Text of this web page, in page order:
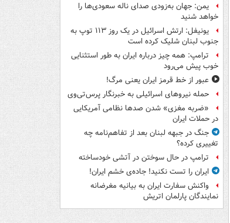
یمن: جهان به‌زودی صدای ناله سعودی‌ها را
خواهد شنید
یونیفل: ارتش اسرائیل در یک روز ۱۱۳ توپ به
جنوب لبنان شلیک کرده است
ترامپ: همه چیز درباره ایران به طور استثنایی
خوب پیش می‌رود
عبور از خط قرمز ایران یعنی مرگ!
حمله نیروهای اسرائیلی به خبرنگار پرس‌تی‌وی
«ضربه مغزی» شدن صدها نظامی آمریکایی
در حملات ایران
جنگ در جبهه لبنان بعد از تفاهم‌نامه چه
تغییری کرده؟
ترامپ در حال سوختن در آتشی خودساخته
ایران را تست نکنید! جاده‌ی خشم ایران!
واکنش سفارت ایران به بیانیه مغرضانه
نمایندگان پارلمان اتریش